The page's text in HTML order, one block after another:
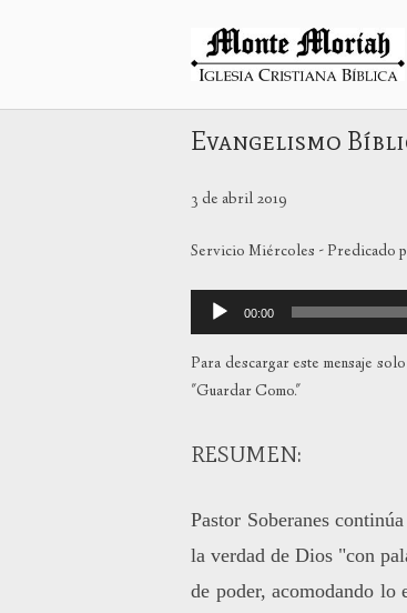
Inicio
Evangelismo
3 de abril 2019
Servicio Miércoles - Predicado
Reproductor
de
audio
00:00
Para descargar este mensaje
"Guardar Como."
RESUMEN:
Pastor Soberanes
la verdad de Dios "con
de poder, acomodando